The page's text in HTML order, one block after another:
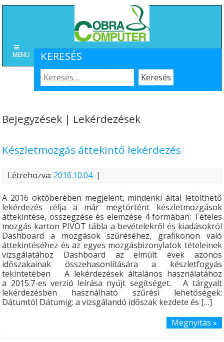
KERESÉS
MENU
Bejegyzések | Lekérdezések
Készletmozgás áttekintő lekérdezés
Létrehozva: 2016.10.04. |
A 2016 októberében megjelent, mindenki által letölthető
lekérdezés célja a már megtörtént készletmozgások
áttekintése, összegzése és elemzése 4 formában: Tételes
mozgás karton PIVOT tábla a bevételekről és kiadásokról
Dashboard a mozgások szűréséhez, grafikonon való
áttekintéséhez és az egyes mozgásbizonylatok tételeinek
vizsgálatához Dashboard az elmúlt évek azonos
időszakainak összehasonlítására a készletfogyás
tekintetében A lekérdezések általános használatához
a 2015.7-es verzió leírása nyújt segítséget. A tárgyalt
lekérdezésben használható szűrési lehetőségek:
Dátumtól Dátumig: a vizsgálandó időszak kezdete és […]
Megnyitás »